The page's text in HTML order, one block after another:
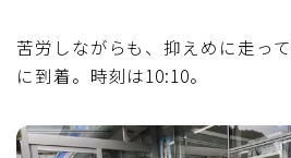
苦労しながらも、抑えめに走っ
に到着。時刻は10:10。